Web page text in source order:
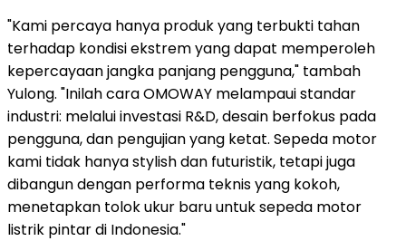
"Kami percaya hanya produk yang terbukti tahan
terhadap kondisi ekstrem yang dapat memperoleh
kepercayaan jangka panjang pengguna," tambah
Yulong. "Inilah cara OMOWAY melampaui standar
industri: melalui investasi R&D, desain berfokus pada
pengguna, dan pengujian yang ketat. Sepeda motor
kami tidak hanya stylish dan futuristik, tetapi juga
dibangun dengan performa teknis yang kokoh,
menetapkan tolok ukur baru untuk sepeda motor
listrik pintar di Indonesia."